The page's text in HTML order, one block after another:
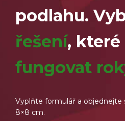
podlahu.
řešení, které
fungovat
Vyplňte formulář a objednejte
8×8 cm.